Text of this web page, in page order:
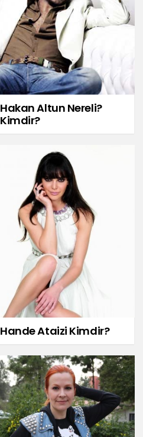
Hakan Altun Nereli?
Kimdir?
Hande Ataizi Kimdir?